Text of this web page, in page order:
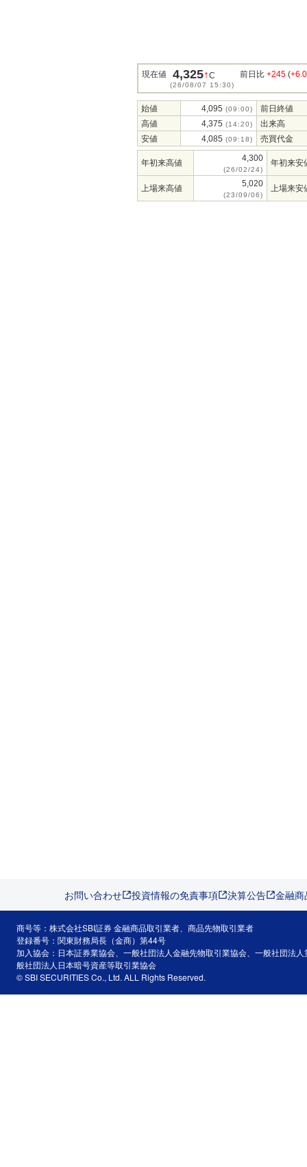
現在値 4,325↑C
(26/08/07 15:30)
前日比 +245 (
始値 4,095 (09:00)
前日終値
高値
4,375 (14:20)
出来高
安値
4,085 (09:18) 売買代金
年初来高値 4,300
(26/02/24)
年初来安
上場来高値 5,020
(23/09/06)
上場来安
お問い合わせ 投資情報の免責事項 決算公告 金融
商号等：株式会社SBI証券 金融商品取引業者、商品先物取引業者
登録番号：関東財務局長（金商）第44号
加入協会：日本証券業協会、一般社団法人金融先物取引業協会、一般社団法
般社団法人日本暗号資産等取引業協会
© SBI SECURITIES Co., Ltd. ALL Rights Reserved.